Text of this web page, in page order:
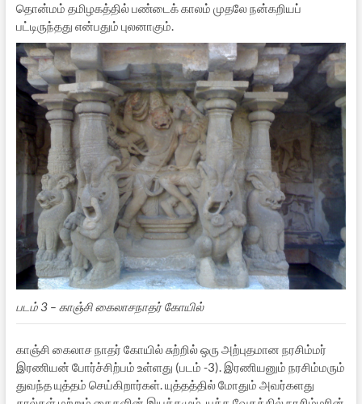
தொன்மம் தமிழகத்தில் பண்டைக் காலம் முதலே நன்கறியப்
பட்டிருந்தது என்பதும் புலனாகும்.
படம் 3 – காஞ்சி கைலாசநாதர் கோயில்
காஞ்சி கைலாச நாதர் கோயில் சுற்றில் ஒரு அற்புதமான நரசிம்மர்
இரணியன் போர்ச்சிற்பம் உள்ளது (படம் -3). இரணியனும் நரசிம்மரும்
துவந்த யுத்தம் செய்கிறார்கள். யுத்தத்தில் மோதும் அவர்களது